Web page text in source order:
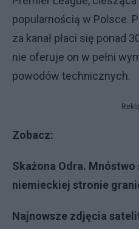
popularnością w Polsce.
za kanał płaci się ponad
nie oferuje on w pełni
powodów technicznych.
Zobacz:
Skażona Odra.
niemieckiej stronie
Najnowsze zdjęcia